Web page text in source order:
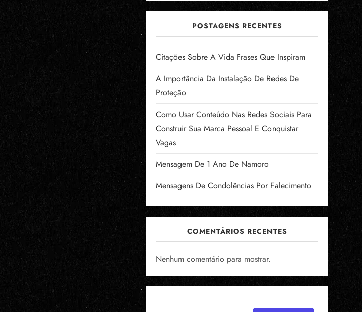
POSTAGENS RECENTES
Citações Sobre A Vida Frases Que Inspiram
A Importância Da Instalação De Redes De
Proteção
Como Usar Conteúdo Nas Redes Sociais Para
Construir Sua Marca Pessoal E Conquistar
Vagas
Mensagem De 1 Ano De Namoro
Mensagens De Condolências Por Falecimento
COMENTÁRIOS RECENTES
Nenhum comentário para mostrar.